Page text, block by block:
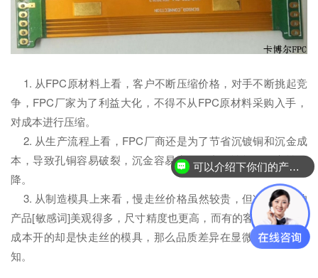
1. 从FPC原材料上看，客户不断压缩价格，对手不断挑起竞
争，FPC厂家为了利益大化，不得不从FPC原材料采购入手，
对成本进行压缩。
2. 从生产流程上看，FPC厂商还是为了节省沉镀铜和沉金成
本，导致孔铜容易破裂，沉金容易磨损，产品性能及稳定性下
降。
3. 从制造模具上来看，慢走丝价格虽然较贵，但冲压出来的
产品[敏感词]美观得多，尺寸精度也更高，而有的客户为了节约
成本开的却是快走丝的模具，那么品质差异在显微镜下一看便
知。
可以介绍下你们的产品么？